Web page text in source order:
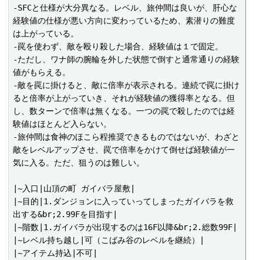
-SFCと仕様が大分異なる。レベル、旅仲間は良いが、肝心な
経験値の仕様が悪い方向に変わっているため、素潜りの難度
は上がっている。
-罠を使わず、敵を殴り殺した場合、経験値は１で固定。
-ただし、ワナ師の腕輪を外した状態で倒すと通常通りの経験
値がもらえる。
-敵を罠に掛けると、敵に倍率が表示される。連続で罠に掛け
ると倍率が上がっていき、それが経験値の獲得率となる。但
し、数ターンで倍率は無くなる。一つの罠で殺したのでは経
験値はほとんど入らない。
-旅仲間は食神のほこら程推奨できるものではないが、わざと
敵をレベルアップさせ、罠で倍率をかけて倒せば経験値が一
気に入る。ただ、狙うのは難しい。
|~入口|山頂の町 ガイバラ屋敷|
|~目的|1.ダンジョンに入っていってしまったガイバラを救
出する&br;2.99Fを目指す|
|~階数|1.ガイバラが出現するのは16F以降&br;2.総数99F|
|~レベル持ち越し|可（こばみ谷のレベルを継続）|
|~アイテム持込|不可|